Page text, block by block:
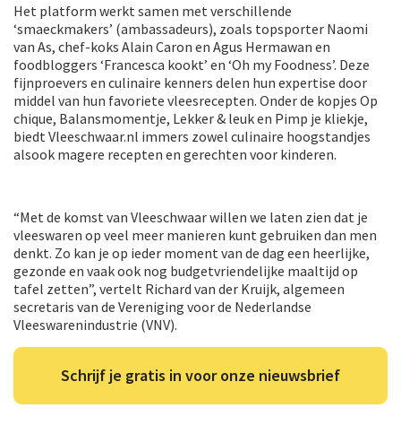
Het platform werkt samen met verschillende
‘smaeckmakers’ (ambassadeurs), zoals topsporter Naomi
van As, chef-koks Alain Caron en Agus Hermawan en
foodbloggers ‘Francesca kookt’ en ‘Oh my Foodness’. Deze
fijnproevers en culinaire kenners delen hun expertise door
middel van hun favoriete vleesrecepten. Onder de kopjes Op
chique, Balansmomentje, Lekker & leuk en Pimp je kliekje,
biedt Vleeschwaar.nl immers zowel culinaire hoogstandjes
alsook magere recepten en gerechten voor kinderen.
“Met de komst van Vleeschwaar willen we laten zien dat je
vleeswaren op veel meer manieren kunt gebruiken dan men
denkt. Zo kan je op ieder moment van de dag een heerlijke,
gezonde en vaak ook nog budgetvriendelijke maaltijd op
tafel zetten”, vertelt Richard van der Kruijk, algemeen
secretaris van de Vereniging voor de Nederlandse
Vleeswarenindustrie (VNV).
Schrijf je gratis in voor onze nieuwsbrief